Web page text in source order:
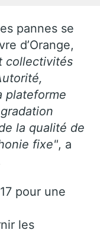
pannes se
d’Orange,
collectivités
plateforme
la qualité de
fixe", a
pour une
les